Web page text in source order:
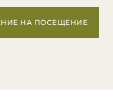
НА ПОСЕЩЕНИЕ